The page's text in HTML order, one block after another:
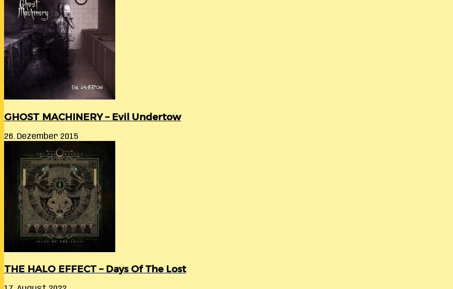
GHOST MACHINERY – Evil Undertow
26. Dezember 2015
THE HALO EFFECT – Days Of The Lost